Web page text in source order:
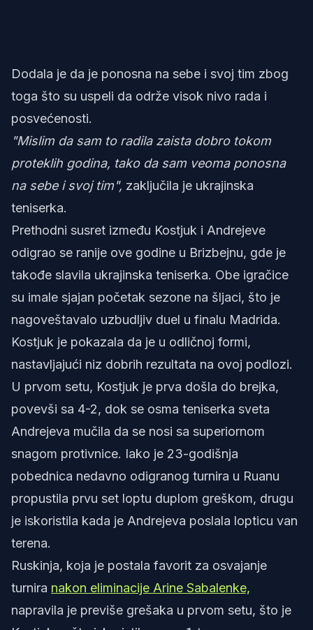
Dodala je da je ponosna na sebe i svoj tim zbog
toga što su uspeli da održe visok nivo rada i
posvećenosti.
"Mislim da sam to radila zaista dobro tokom
proteklih godina, tako da sam veoma ponosna
na sebe i svoj tim", zaključila je ukrajinska
teniserka.
Prethodni susret između Kostjuk i Andrejeve
odigrao se ranije ove godine u Brizbejnu, gde je
takođe slavila ukrajinska teniserka. Obe igračice
su imale sjajan početak sezone na šljaci, što je
nagoveštavalo uzbudljiv duel u finalu Madrida.
Kostjuk je pokazala da je u odličnoj formi,
nastavljajući niz dobrih rezultata na ovoj podlozi.
U prvom setu, Kostjuk je prva došla do brejka,
povevši sa 4-2, dok se osma teniserka sveta
Andrejeva mučila da se nosi sa superiornom
snagom protivnice. Iako je 23-godišnja
pobednica nedavno odigranog turnira u Ruanu
propustila prvu set loptu duplom greškom, drugu
je iskoristila kada je Andrejeva poslala lopticu van
terena.
Ruskinja, koja je postala favorit za osvajanje
turnira nakon eliminacije Arine Sabalenke,
napravila je previše grešaka u prvom setu, što je